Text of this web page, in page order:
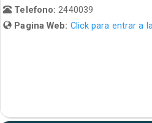
Telefono:2440039
Pagina Web: Click para entrar a